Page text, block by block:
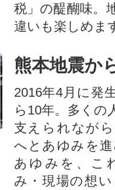
税」の醍醐味。
違いも楽しめま
熊本地震か
2016年4月に発
ら10年。多くの
支えられなが
へとあゆみを
あゆみを、こ
み・現場の想